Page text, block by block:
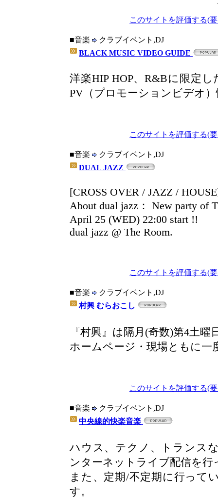
このサイトを評価する(
■音楽
クラブイベント,DJ
BLACK MUSIC VIDEO GUIDE
洋楽HIP HOP、R&Bに限定
PV（プロモーションビデオ
このサイトを評価する(
■音楽
クラブイベント,DJ
DUAL JAZZ
[CROSS OVER / JAZZ /
About dual jazz： New party of
April 25 (WED) 22:00 start !!
dual jazz @ The Room.
このサイトを評価する(
■音楽
クラブイベント,DJ
村興 むらおこし
『村興』は隔月(奇数)第4土
ホームページ・現場ともに一
このサイトを評価する(
■音楽
クラブイベント,DJ
中央線的快楽音楽
ハウス、テクノ、トランス
ンターネットライブ配信を行
また、定期/不定期に行って
す。